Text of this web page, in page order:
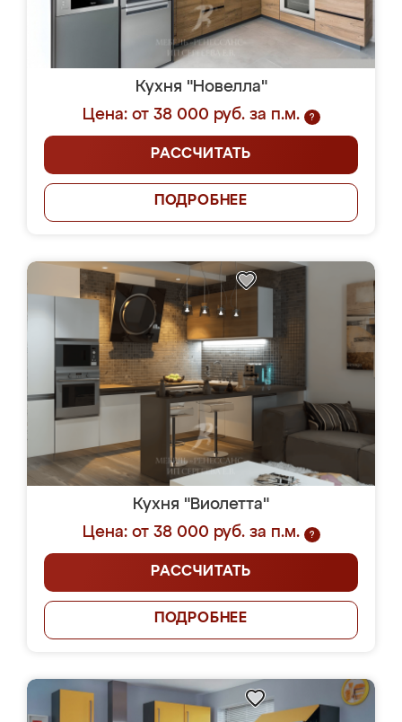
Кухня "Новелла"
Цена: от 38 000 руб. за п.м.
?
РАССЧИТАТЬ
ПОДРОБНЕЕ
Кухня "Виолетта"
Цена: от 38 000 руб. за п.м.
?
РАССЧИТАТЬ
ПОДРОБНЕЕ